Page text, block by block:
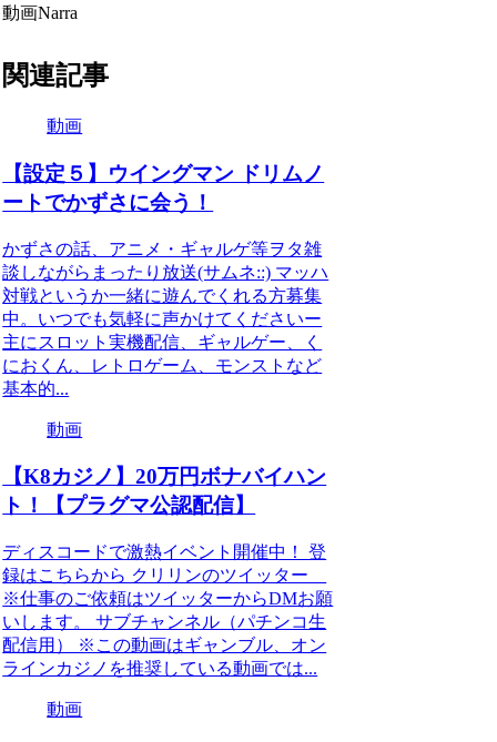
動画Narra
関連記事
動画
【設定５】ウイングマン ドリムノ
ートでかずさに会う！
かずさの話、アニメ・ギャルゲ等ヲタ雑
談しながらまったり放送(サムネ::) マッハ
対戦というか一緒に遊んでくれる方募集
中。いつでも気軽に声かけてくださいー
主にスロット実機配信、ギャルゲー、く
におくん、レトロゲーム、モンストなど
基本的...
動画
【K8カジノ】20万円ボナバイハン
ト！【プラグマ公認配信】
ディスコードで激熱イベント開催中！ 登
録はこちらから クリリンのツイッター
※仕事のご依頼はツイッターからDMお願
いします。 サブチャンネル（パチンコ生
配信用） ※この動画はギャンブル、オン
ラインカジノを推奨している動画では...
動画